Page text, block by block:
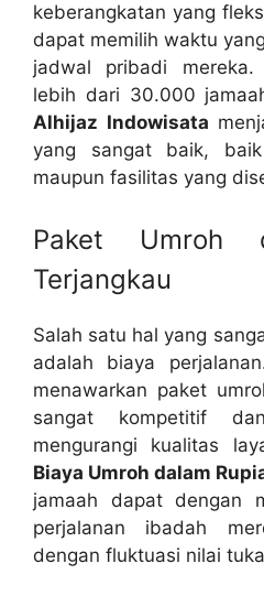
keberangkatan yang
dapat memilih waktu
jadwal pribadi mereka.
lebih dari 30.000
Alhijaz Indowisata
yang sangat baik,
maupun fasilitas yang
Paket Umroh
Terjangkau
Salah satu hal yang
adalah biaya
menawarkan paket
sangat kompetitif
mengurangi kualitas
Biaya Umroh dalam
jamaah dapat dengan
perjalanan ibadah
dengan fluktuasi nilai